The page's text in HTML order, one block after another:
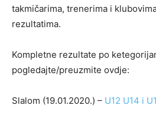
takmičarima, trenerima i
rezultatima.
Kompletne rezultate po
pogledajte/preuzmite ovdje:
Slalom (19.01.2020.) – U12 U14 i